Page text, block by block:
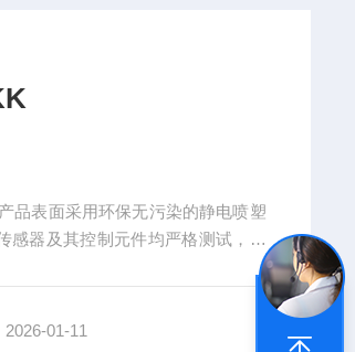
品表面采用环保无污染的静电喷塑
感器及其控制元件均严格测试，确
控制，实验过程和数据全智能化处
01-11